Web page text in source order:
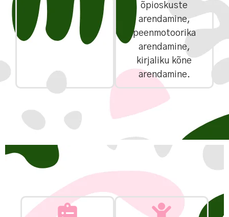
õpioskuste
arendamine,
peenmotoorika
arendamine,
kirjaliku kõne
arendamine.